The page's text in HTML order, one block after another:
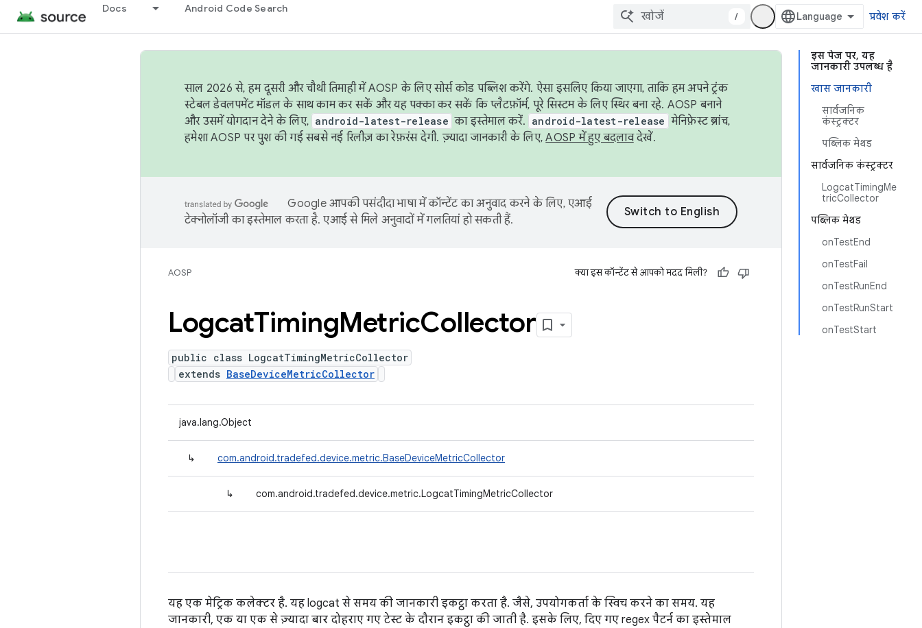
Docs Android Code Search
/ प्रवेश करें
इस पेज पर, यह
जानकारी उपलब्ध है
खास जानकारी
सार्वजनिक
कंस्ट्रक्टर
पब्लिक मेथड
सार्वजनिक कंस्ट्रक्टर
LogcatTimingMe
tricCollector
पब्लिक मेथड
onTestEnd
onTestFail
onTestRunEnd
onTestRunStart
onTestStart
साल 2026 से, हम दूसरी और चौथी तिमाही में AOSP के लिए सोर्स कोड पब्लिश करेंगे. ऐसा इसलिए किया जाएगा, ताकि हम अपने ट्रंक
स्टेबल डेवलपमेंट मॉडल के साथ काम कर सकें और यह पक्का कर सकें कि प्लैटफ़ॉर्म, पूरे सिस्टम के लिए स्थिर बना रहे. AOSP बनाने
और उसमें योगदान देने के लिए, android-latest-release का इस्तेमाल करें. android-latest-release मेनिफ़ेस्ट ब्रांच,
हमेशा AOSP पर पुश की गई सबसे नई रिलीज़ का रेफ़रंस देगी. ज़्यादा जानकारी के लिए,AOSP में हुए बदलावदेखें.
Google आपकी पसंदीदा भाषा में कॉन्टेंट का अनुवाद करने के लिए, एआई
टेक्नोलॉजी का इस्तेमाल करता है. एआई से मिले अनुवादों में गलतियां हो सकती हैं.
AOSP क्या इस कॉन्टेंट से आपको मदद मिली?
LogcatTimingMetricCollector
public class LogcatTimingMetricCollector
extends BaseDeviceMetricCollector
java.lang.Object
↳ com.android.tradefed.device.metric.BaseDeviceMetricCollector
↳ com.android.tradefed.device.metric.LogcatTimingMetricCollector
यह एक मेट्रिक कलेक्टर है. यह logcat से समय की जानकारी इकट्ठा करता है. जैसे, उपयोगकर्ता के स्विच करने का समय. यह
जानकारी, एक या एक से ज़्यादा बार दोहराए गए टेस्ट के दौरान इकट्ठा की जाती है. इसके लिए, दिए गए regex पैटर्न का इस्तेमाल